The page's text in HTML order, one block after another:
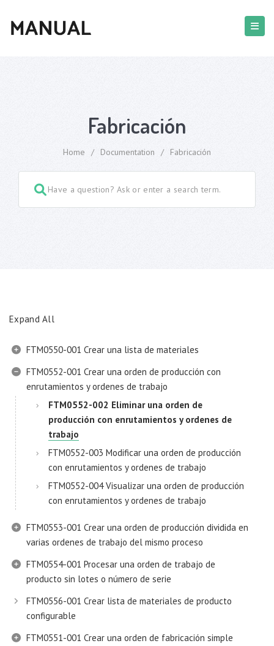
Fabricación
Home / Documentation / Fabricación
Expand All
FTM0550-001 Crear una lista de materiales
FTM0552-001 Crear una orden de producción con
enrutamientos y ordenes de trabajo
FTM0552-002 Eliminar una orden de
producción con enrutamientos y ordenes de
trabajo
FTM0552-003 Modificar una orden de producción
con enrutamientos y ordenes de trabajo
FTM0552-004 Visualizar una orden de producción
con enrutamientos y ordenes de trabajo
FTM0553-001 Crear una orden de producción dividida en
varias ordenes de trabajo del mismo proceso
FTM0554-001 Procesar una orden de trabajo de
producto sin lotes o número de serie
FTM0556-001 Crear lista de materiales de producto
configurable
FTM0551-001 Crear una orden de fabricación simple